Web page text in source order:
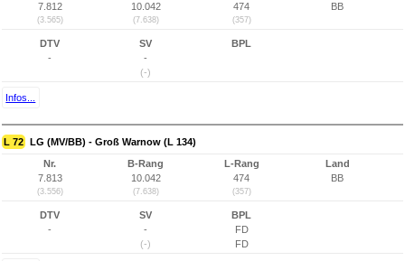
7.812
(3.565)
10.042
(7.638)
474
(357)
BB
DTV
-
SV
-
(-)
BPL
Infos...
L 72 LG (MV/BB) - Groß Warnow (L 134)
Nr.
7.813
(3.556)
B-Rang
10.042
(7.638)
L-Rang
474
(357)
Land
BB
DTV
-
SV
-
(-)
BPL
FD
FD